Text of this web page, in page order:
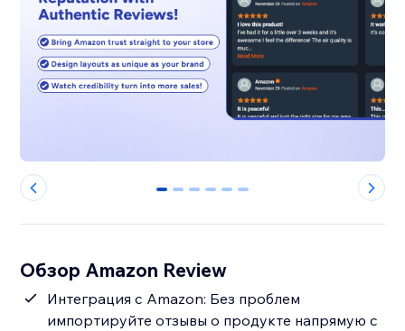
0 1 2 3 4 5
Обзор Amazon Review
Интеграция с Amazon: Без проблем
импортируйте отзывы о продукте напрямую с